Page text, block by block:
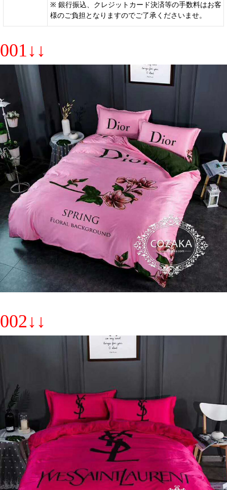
※ 銀行振込、クレジットカード決済等の手数料はお客
様のご負担となりますのでご了承くださいませ。
001↓↓
002↓↓